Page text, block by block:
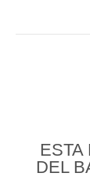
ESTA
DEL